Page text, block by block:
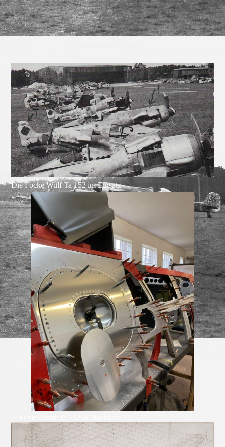
Die Focke Wulf Ta 152 im Einsatz